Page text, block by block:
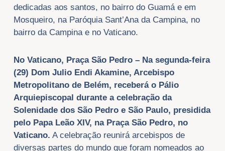
dedicadas aos santos, no bairro do Guamá e em
Mosqueiro, na Paróquia Sant’Ana da Campina, no
bairro da Campina e no Vaticano.
No Vaticano, Praça São Pedro– Na segunda-feira
(29) Dom Julio Endi Akamine, Arcebispo
Metropolitano de Belém, receberá o Pálio
Arquiepiscopal durante a celebração da
Solenidade dos São Pedro e São Paulo, presidida
pelo Papa Leão XIV, na Praça São Pedro, no
Vaticano. A celebração reunirá arcebispos de
diversas partes do mundo que foram nomeados ao